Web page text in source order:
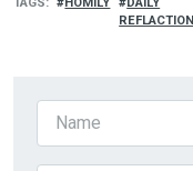
TAGS HOMILY
DAILY
REFLACTION